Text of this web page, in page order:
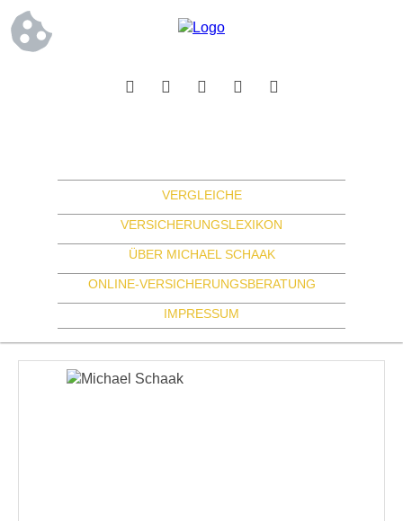
VERGLEICHE
VERSICHERUNGSLEXIKON
ÜBER MICHAEL SCHAAK
ONLINE-VERSICHERUNGSBERATUNG
IMPRESSUM